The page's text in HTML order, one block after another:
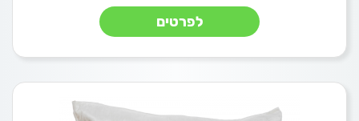
לפרטים